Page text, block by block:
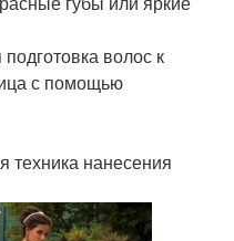
волос к
с помощью
техника нанесения